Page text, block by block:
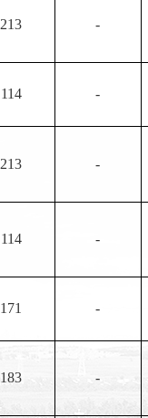
213 -
114 -
213 -
114 -
171 -
183 -